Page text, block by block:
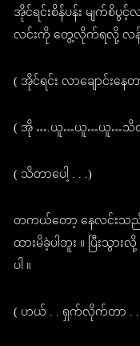
အိုင်ရင်းစိန်ပန်း မျက်စိပွ
လင်းကို တွေ့လိုက်ရလို့ လန့်
( အိုင်ရင်း လာချောင်
( အို ….ယူ…ယူ…ယူ…သိတ
( သိတာပေါ့ . . .)
တကယ်တော့ နေလင်းသည်
ထားမိခဲ့ပါဘူး ။ ပြီး
ပါ ။
( ဟယ် . . ရှက်လိုက်တာ . .